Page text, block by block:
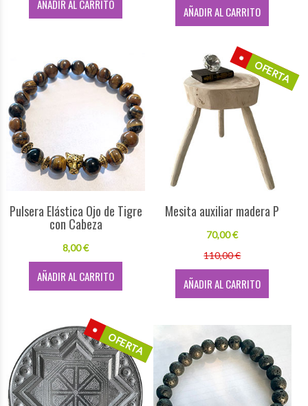
AÑADIR AL CARRITO AÑADIR AL CARRITO
Pulsera Elástica Ojo de Tigre
con Cabeza
8,00 €
AÑADIR AL CARRITO
OFERTA
Mesita auxiliar madera P
70,00 €
110,00 €
AÑADIR AL CARRITO
OFERTA